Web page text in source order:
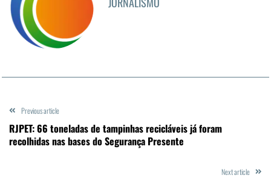
Previous article
RJPET: 66 toneladas de tampinhas recicláveis já foram
recolhidas nas bases do Segurança Presente
Next article